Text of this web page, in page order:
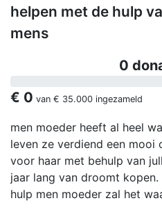
helpen met de hulp
mens
0
€ 0 van € 35.000 ingezameld
men moeder heeft al heel
leven ze verdiend een mooi
voor haar met behulp van
jaar lang van droomt
hulp men moeder zal het